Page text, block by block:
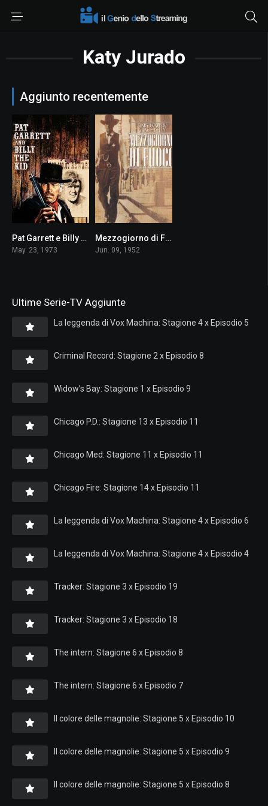
Katy Jurado
Aggiunto recentemente
7.4Pat Garrett e Billy Kid
May. 23, 1973
8.0Mezzogiorno di Fuoco
Jun. 09, 1952
Ultime Serie-TV Aggiunte
La leggenda di Vox Machina: Stagione 4 x Episodio 5
Criminal Record: Stagione 2 x Episodio 8
Widow’s Bay: Stagione 1 x Episodio 9
Chicago P.D.: Stagione 13 x Episodio 11
Chicago Med: Stagione 11 x Episodio 11
Chicago Fire: Stagione 14 x Episodio 11
La leggenda di Vox Machina: Stagione 4 x Episodio 6
La leggenda di Vox Machina: Stagione 4 x Episodio 4
Tracker: Stagione 3 x Episodio 19
Tracker: Stagione 3 x Episodio 18
The intern: Stagione 6 x Episodio 8
The intern: Stagione 6 x Episodio 7
Il colore delle magnolie: Stagione 5 x Episodio 10
Il colore delle magnolie: Stagione 5 x Episodio 9
Il colore delle magnolie: Stagione 5 x Episodio 8